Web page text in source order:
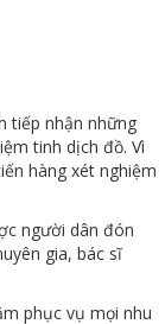
tiếp nhận những
tinh dịch đồ. Vì
hàng xét nghiệm
người dân đón
gia, bác sĩ
phục vụ mọi nhu